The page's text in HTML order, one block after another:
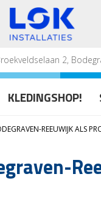
2,
KLEDINGSHOP!
REEUWIJK ALS